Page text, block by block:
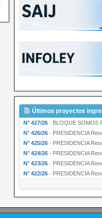
Últimos proyectos
N° 427/26 · BLOQUE SOMOS FUEGUINOS Proyecto de
N° 426/26 · PRESIDENCIA Resolución de Presidencia N°
N° 425/26 · PRESIDENCIA Resolución de Presidencia N°
N° 424/26 · PRESIDENCIA Resolución de Presidencia Nº
N° 423/26 · PRESIDENCIA Resolución de Presidencia Nº
N° 422/26 · PRESIDENCIA Resolución de